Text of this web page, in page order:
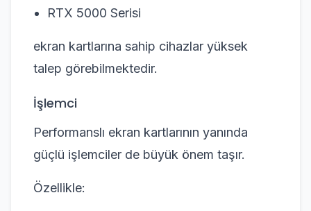
RTX 5000 Serisi
ekran kartlarına sahip cihazlar yüksek
talep görebilmektedir.
İşlemci
Performanslı ekran kartlarının yanında
güçlü işlemciler de büyük önem taşır.
Özellikle: